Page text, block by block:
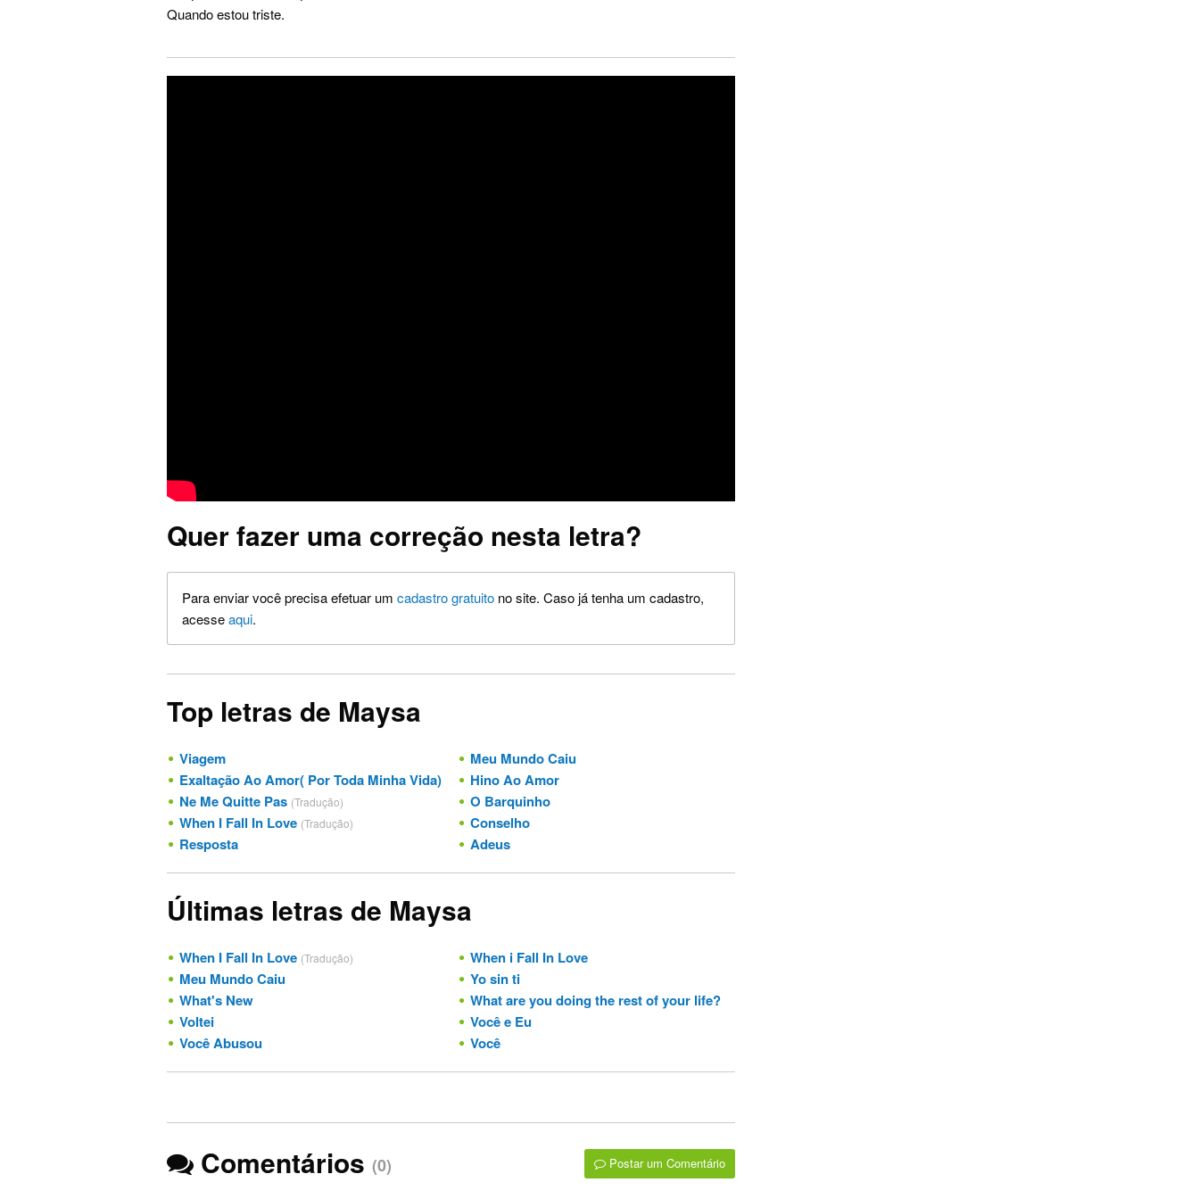
Quando estou triste.
Quer fazer uma correção nesta letra?
Para enviar você precisa efetuar um cadastro gratuito no site. Caso já tenha um cadastro,
acesseaqui.
Top letras de Maysa
Viagem
Meu Mundo Caiu
Exaltação Ao Amor( Por Toda Minha Vida)
Hino Ao Amor
Ne Me Quitte Pas (Tradução)
O Barquinho
When I Fall In Love (Tradução)
Conselho
Resposta
Adeus
Últimas letras de Maysa
When I Fall In Love (Tradução)
When i Fall In Love
Meu Mundo Caiu
Yo sin ti
What's New
What are you doing the rest of your life?
Voltei
Você e Eu
Você Abusou
Você
Comentários (0) Postar um Comentário